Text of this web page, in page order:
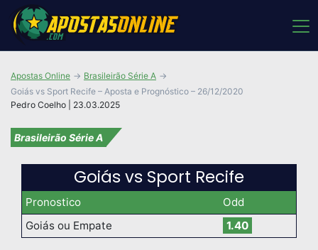
Pedro Coelho | 23.03.2025
Apostas Online
Brasileirão Série A
Goiás vs Sport Recife – Aposta e Prognóstico – 26/12/2020
Brasileirão Série A
Goiás vs Sport Recife
Pronostico
Odd
Goiás ou Empate
1.40